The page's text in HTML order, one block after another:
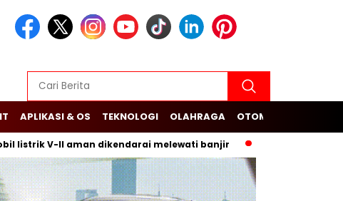
APLIKASI & OS TEKNOLOGI OLAHRAGA OTOMOTIF
V-II aman dikendarai melewati banjir Budi Arie Setiadi dan